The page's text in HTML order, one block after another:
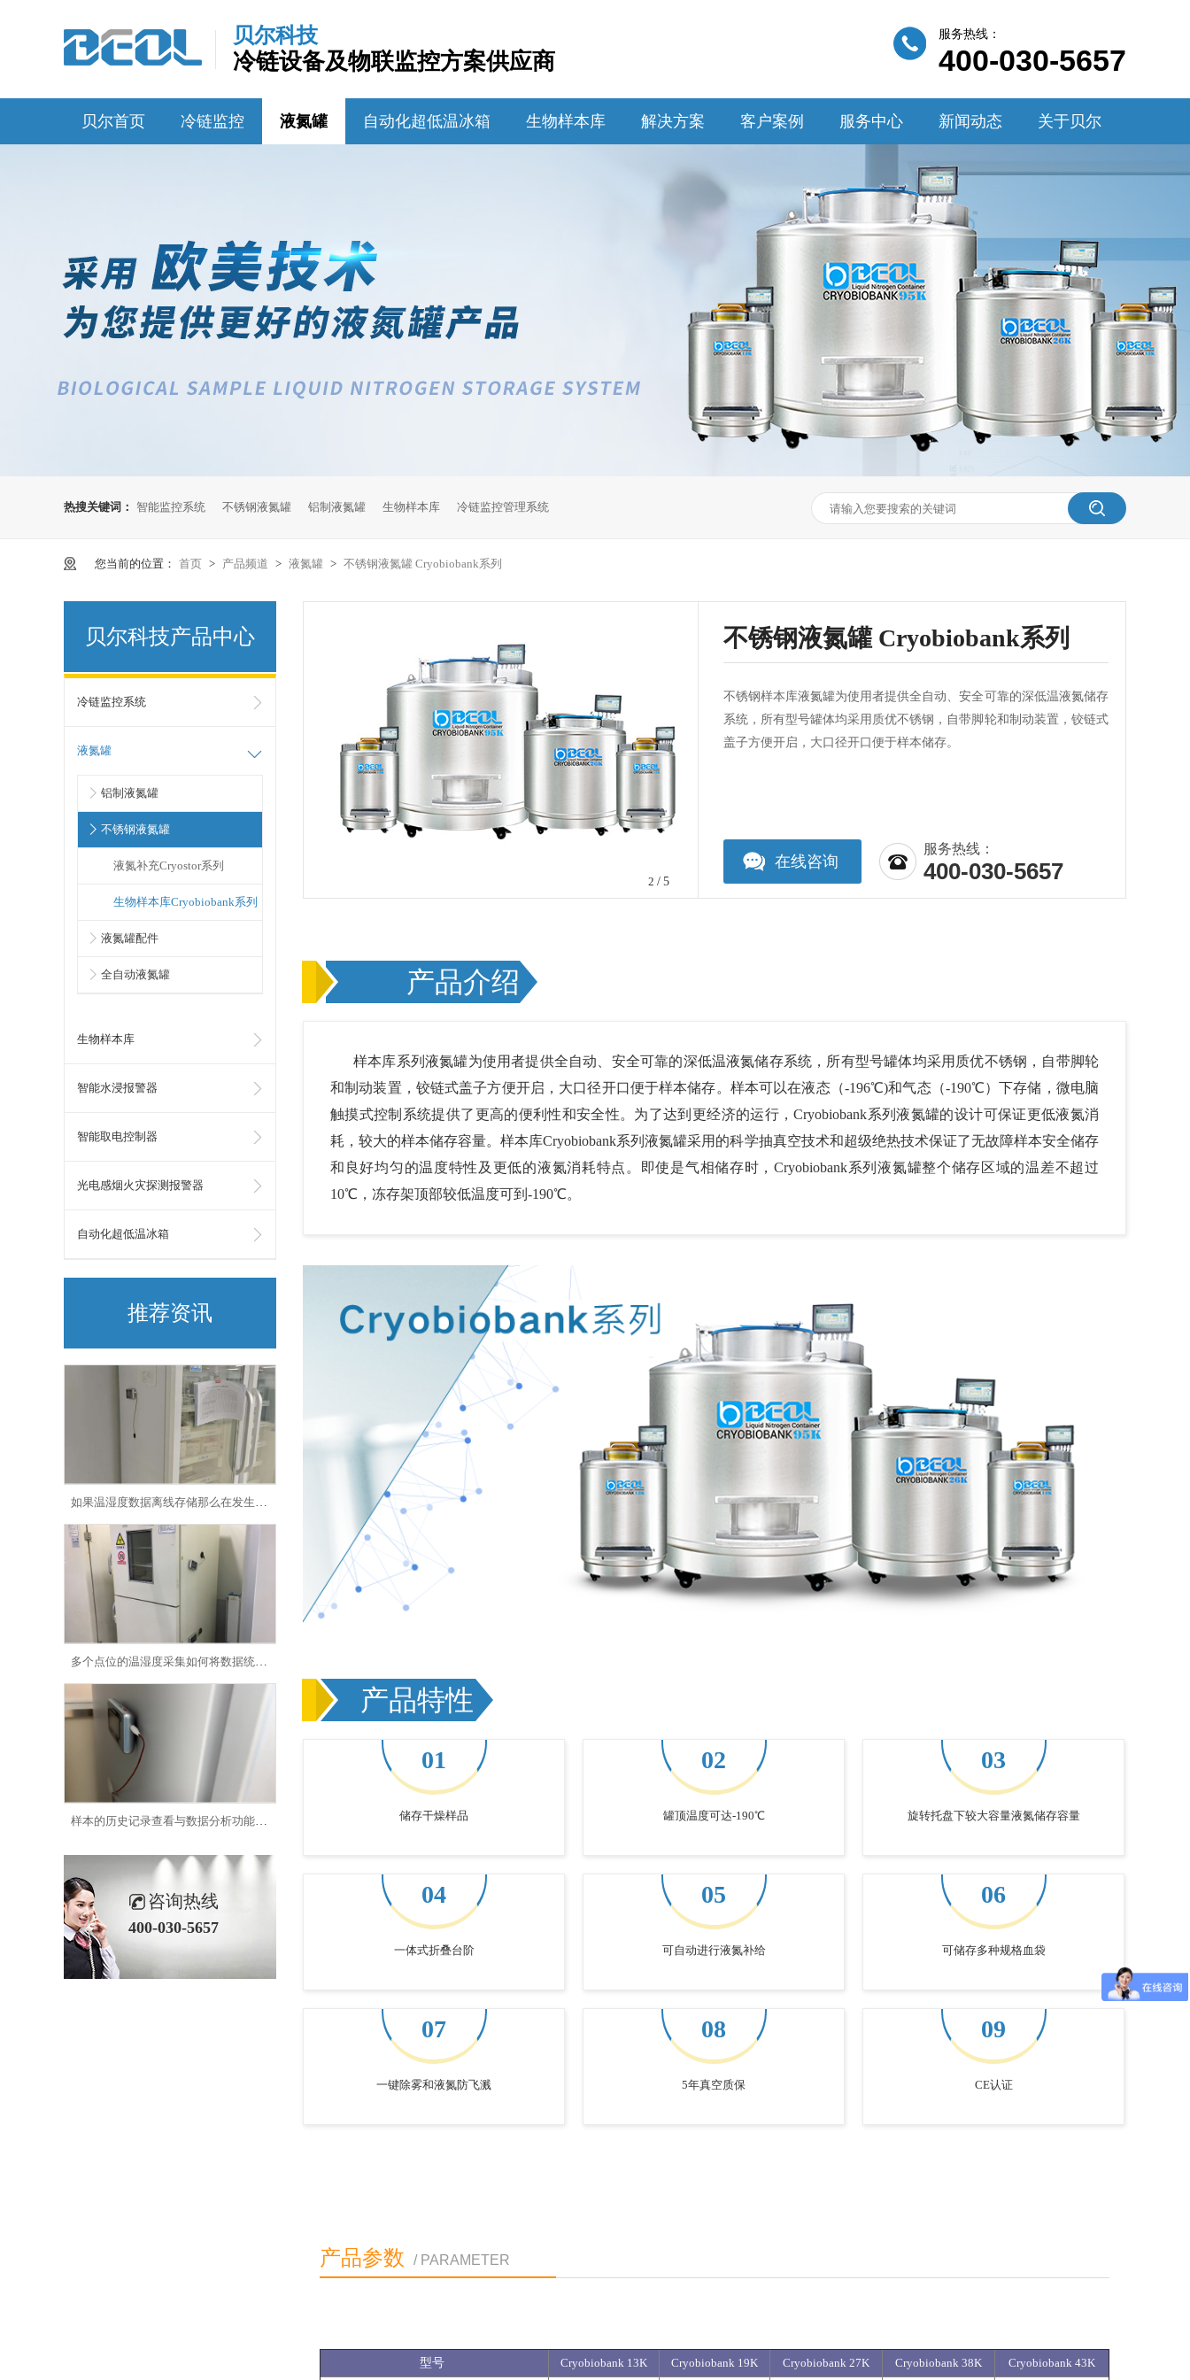
贝尔科技
冷链设备及物联监控方案供应商
服务热线：
400-030-5657
贝尔首页 冷链监控 液氮罐 自动化超低温冰箱 生物样本库 解决方案 客户案例 服务中心 新闻动态 关于贝尔
热搜关键词： 智能监控系统 不锈钢液氮罐 铝制液氮罐 生物样本库 冷链监控管理系统
您当前的位置： 首页 > 产品频道 > 液氮罐 > 不锈钢液氮罐 Cryobiobank系列
2/5
不锈钢液氮罐 Cryobiobank系列
不锈钢样本库液氮罐为使用者提供全自动、安全可靠的深低温液氮储存
系统，所有型号罐体均采用质优不锈钢，自带脚轮和制动装置，铰链式
盖子方便开启，大口径开口便于样本储存。
在线咨询
服务热线：
400-030-5657
产品介绍
样本库系列液氮罐为使用者提供全自动、安全可靠的深低温液氮储存系统，所有型号罐体均采用质优不锈钢，自带脚轮
和制动装置，铰链式盖子方便开启，大口径开口便于样本储存。样本可以在液态（-196℃)和气态（-190℃）下存储，微电脑
触摸式控制系统提供了更高的便利性和安全性。为了达到更经济的运行，Cryobiobank系列液氮罐的设计可保证更低液氮消
耗，较大的样本储存容量。样本库Cryobiobank系列液氮罐采用的科学抽真空技术和超级绝热技术保证了无故障样本安全储存
和良好均匀的温度特性及更低的液氮消耗特点。即使是气相储存时，Cryobiobank系列液氮罐整个储存区域的温差不超过
10℃，冻存架顶部较低温度可到-190℃。
产品特性
01
储存干燥样品
02
罐顶温度可达-190℃
03
旋转托盘下较大容量液氮储存容量
04
一体式折叠台阶
05
可自动进行液氮补给
06
可储存多种规格血袋
07
一键除雾和液氮防飞溅
08
5年真空质保
09
CE认证
产品参数 / PARAMETER
型号 Cryobiobank 13K Cryobiobank 19K Cryobiobank 27K Cryobiobank 38K Cryobiobank 43K
贝尔科技产品中心
冷链监控系统
液氮罐
铝制液氮罐
不锈钢液氮罐
液氮补充Cryostor系列
生物样本库Cryobiobank系列
液氮罐配件
全自动液氮罐
生物样本库
智能水浸报警器
智能取电控制器
光电感烟火灾探测报警器
自动化超低温冰箱
推荐资讯
咨询热线
400-030-5657